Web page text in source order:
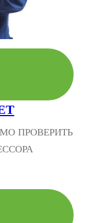
ПРОВЕРИТЬ